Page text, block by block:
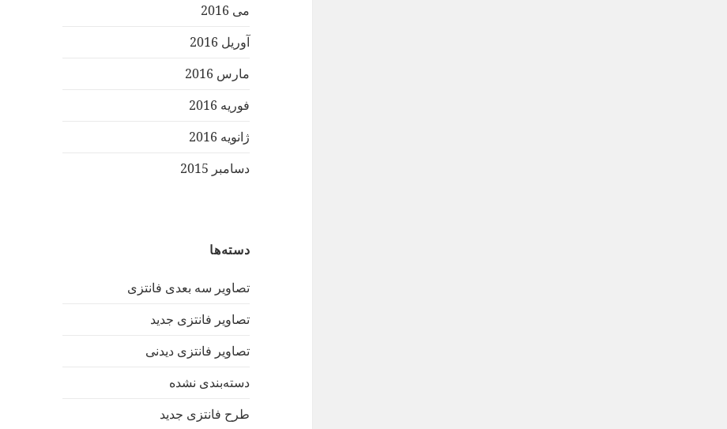
می 2016
آوریل 2016
مارس 2016
فوریه 2016
ژانویه 2016
دسامبر 2015
دسته‌ها
تصاویر سه بعدی فانتزی
تصاویر فانتزی جدید
تصاویر فانتزی دیدنی
دسته‌بندی نشده
طرح فانتزی جدید